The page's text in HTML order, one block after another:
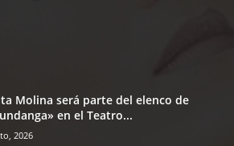
Molina será parte del elenco de
en el Teatro...
2026